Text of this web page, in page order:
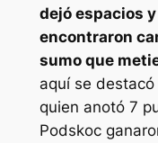
dejó espacios
encontraron
sumo que
aquí se
quien anotó 7
Podskoc